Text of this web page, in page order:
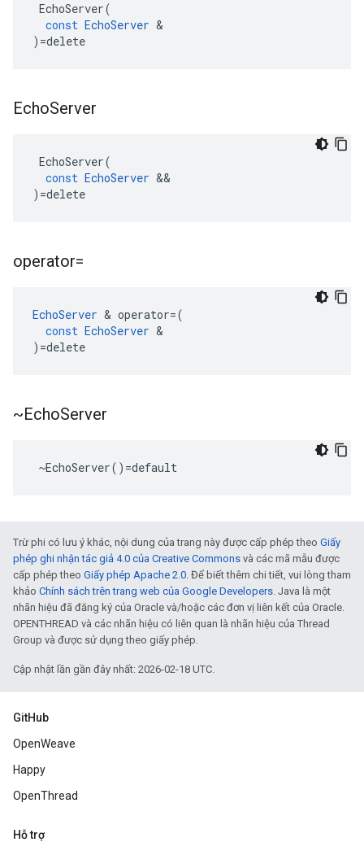
EchoServer(
const EchoServer &
) =delete
EchoServer
EchoServer(
const EchoServer &&
) =delete
operator=
EchoServer & operator=(
const EchoServer &
) =delete
~EchoServer
~EchoServer()=default
Trừ phi có lưu ý khác, nội dung của trang này được cấp phép theo Giấy
phép ghi nhận tác giả 4.0 của Creative Commons và các mã mẫu được
cấp phép theo Giấy phép Apache 2.0. Để biết thêm chi tiết, vui lòng tham
khảo Chính sách trên trang web của Google Developers. Java là một
nhãn hiệu đã đăng ký của Oracle và/hoặc các đơn vị liên kết của Oracle.
OPENTHREAD và các nhãn hiệu có liên quan là nhãn hiệu của Thread
Group và được sử dụng theo giấy phép.
Cập nhật lần gần đây nhất: 2026-02-18 UTC.
GitHub
OpenWeave
Happy
OpenThread
Hỗ trợ